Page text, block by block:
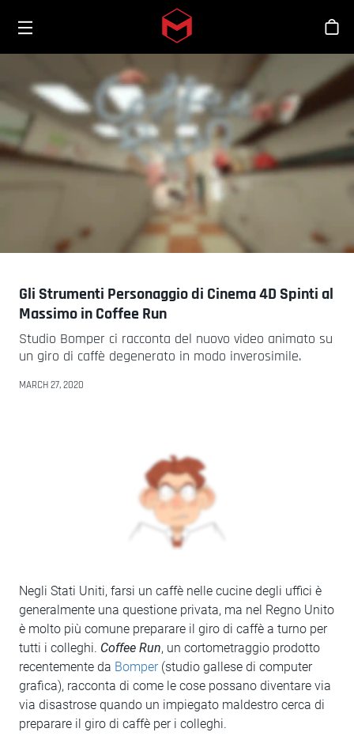
Skip to main content
Gli Strumenti Personaggio di Cinema 4D Spinti al
Massimo in Coffee Run
Studio Bomper ci racconta del nuovo video animato su
un giro di caffè degenerato in modo inverosimile.
MARCH 27, 2020
Negli Stati Uniti, farsi un caffè nelle cucine degli uffici è
generalmente una questione privata, ma nel Regno Unito
è molto più comune preparare il giro di caffè a turno per
tutti i colleghi. Coffee Run, un cortometraggio prodotto
recentemente da Bomper(studio gallese di computer
grafica), racconta di come le cose possano diventare via
via disastrose quando un impiegato maldestro cerca di
preparare il giro di caffè per i colleghi.